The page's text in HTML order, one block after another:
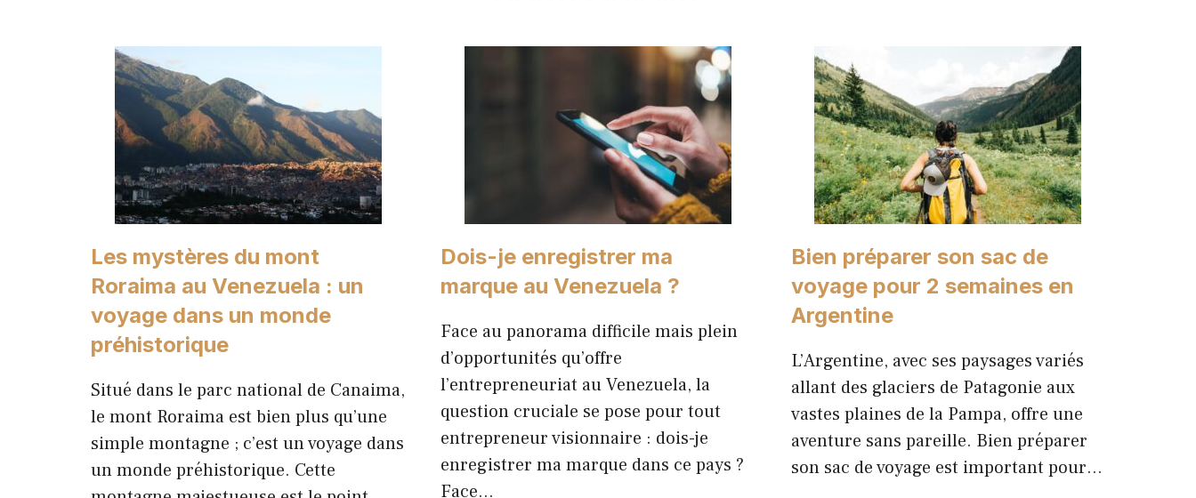
Les mystères du mont
Roraima au Venezuela : un
voyage dans un monde
préhistorique
Situé dans le parc national de Canaima,
le mont Roraima est bien plus qu’une
simple montagne ; c’est un voyage dans
un monde préhistorique. Cette
Dois-je enregistrer ma
marque au Venezuela ?
Face au panorama difficile mais plein
d’opportunités qu’offre
l’entrepreneuriat au Venezuela, la
question cruciale se pose pour tout
entrepreneur visionnaire : dois-je
enregistrer ma marque dans ce pays ?
Face…
Bien préparer son sac de
voyage pour 2 semaines en
Argentine
L’Argentine, avec ses paysages variés
allant des glaciers de Patagonie aux
vastes plaines de la Pampa, offre une
aventure sans pareille. Bien préparer
son sac de voyage est important pour…